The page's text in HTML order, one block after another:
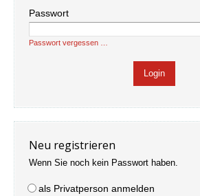
Passwort
Passwort vergessen …
Neu registrieren
Wenn Sie noch kein Passwort haben.
als Privatperson anmelden